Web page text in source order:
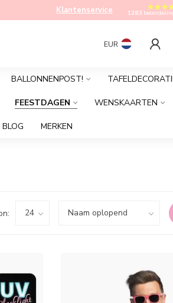
Klantenservice 1283
EUR
BALLONNENPOST!
FEESTDAGEN WENSKAARTEN
MERKEN